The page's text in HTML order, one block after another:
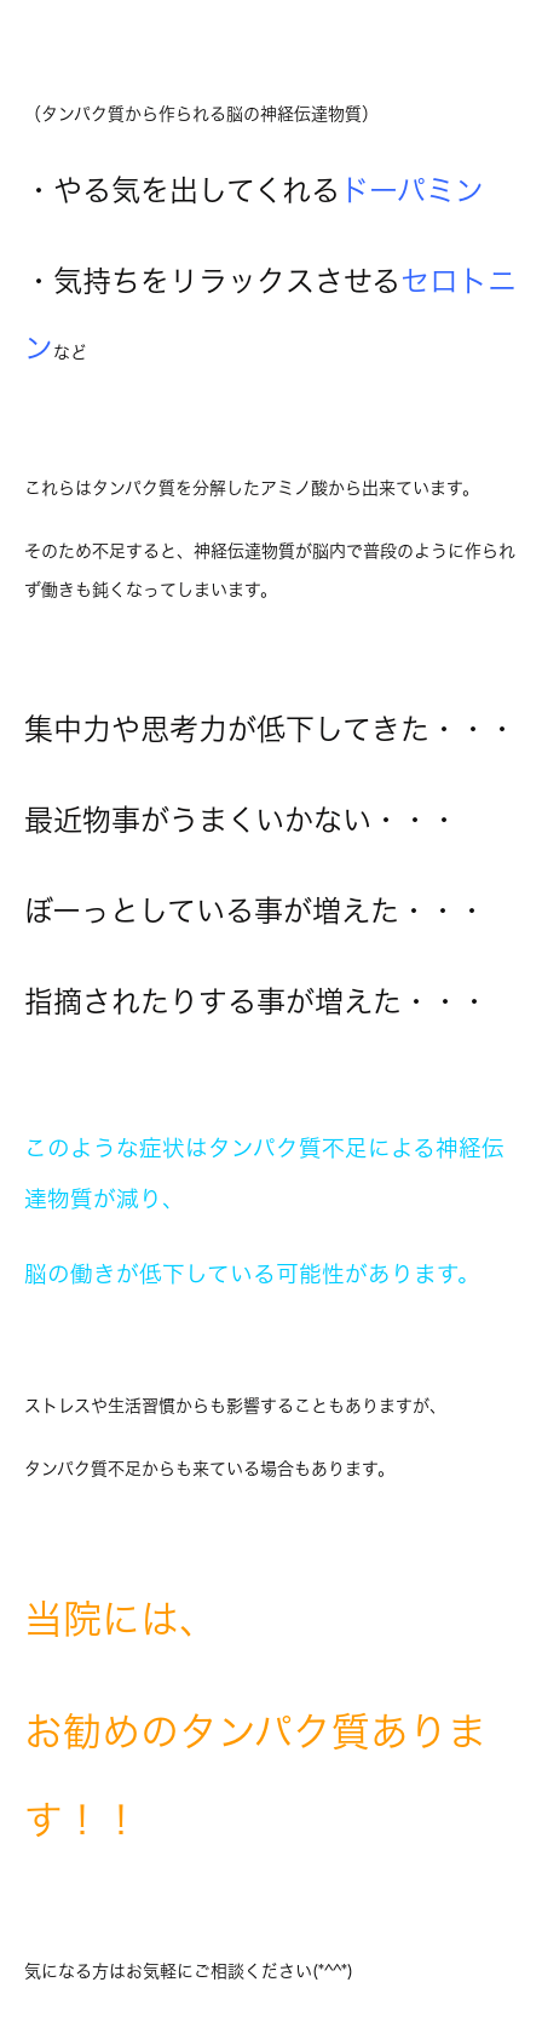
（タンパク質から作られる脳の神経伝達物質）
・やる気を出してくれる ドーパミン
・気持ちをリラックスさせる セロトニ
ン など
これらはタンパク質を分解したアミノ酸から出来ています。
そのため不足すると、神経伝達物質が脳内で普段のように作られ
ず働きも鈍くなってしまいます。
集中力や思考力が低下してきた・・・
最近物事がうまくいかない・・・
ぼーっとしている事が増えた・・・
指摘されたりする事が増えた・・・
このような症状はタンパク質不足による神経伝
達物質が減り、
脳の働きが低下している可能性があります。
ストレスや生活習慣からも影響することもありますが、
タンパク質不足からも来ている場合もあります。
当院には、
お勧めのタンパク質ありま
す！！
気になる方はお気軽にご相談ください(*^^*)